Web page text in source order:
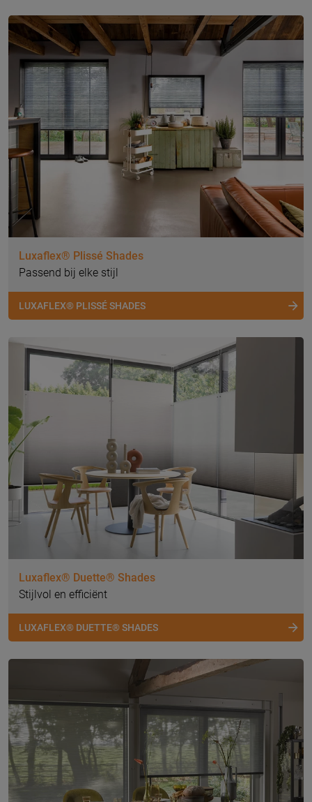
Luxaflex® Plissé Shades
Passend bij elke stijl
LUXAFLEX® PLISSÉ SHADES
Luxaflex® Duette® Shades
Stijlvol en efficiënt
LUXAFLEX® DUETTE® SHADES